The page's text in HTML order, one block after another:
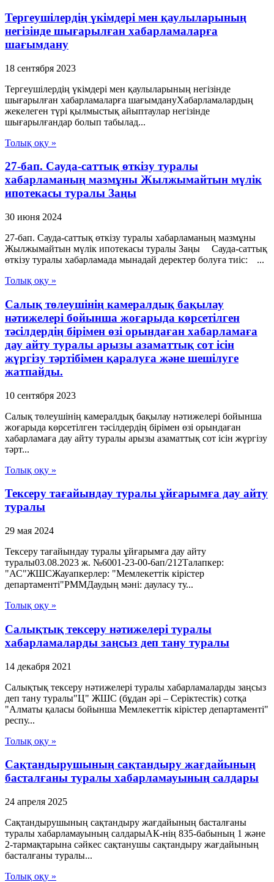
Тергеушілердің үкімдері мен қаулыларының
негізінде шығарылған хабарламаларға
шағымдану
18 сентября 2023
Тергеушілердің үкімдері мен қаулыларының негізінде
шығарылған хабарламаларға шағымдануХабарламалардың
жекелеген түрі қылмыстық айыптаулар негізінде
шығарылғандар болып табылад...
Толық оқу »
27-бап. Сауда-саттық өткiзу туралы
хабарламаның мазмұны Жылжымайтын мүлiк
ипотекасы туралы Заңы
30 июня 2024
27-бап. Сауда-саттық өткiзу туралы хабарламаның мазмұны
Жылжымайтын мүлiк ипотекасы туралы Заңы Сауда-саттық
өткiзу туралы хабарламада мынадай деректер болуға тиiс: ...
Толық оқу »
Салық төлеушінің камералдық бақылау
нәтижелері бойынша жоғарыда көрсетілген
тәсілдердің бірімен өзі орындаған хабарламаға
дау айту туралы арызы азаматтық сот ісін
жүргізу тәртібімен қаралуға және шешілуге
жатпайды.
10 сентября 2023
Салық төлеушінің камералдық бақылау нәтижелері бойынша
жоғарыда көрсетілген тәсілдердің бірімен өзі орындаған
хабарламаға дау айту туралы арызы азаматтық сот ісін жүргізу
тәрт...
Толық оқу »
Тексеру тағайындау туралы ұйғарымға дау айту
туралы
29 мая 2024
Тексеру тағайындау туралы ұйғарымға дау айту
туралы03.08.2023 ж. №6001-23-00-6ап/212Талапкер:
"АС"ЖШСЖауапкерлер: "Мемлекеттік кірістер
департаменті"РММДаудың мәні: дауласу ту...
Толық оқу »
Салықтық тексеру нәтижелері туралы
хабарламаларды заңсыз деп тану туралы
14 декабря 2021
Салықтық тексеру нәтижелері туралы хабарламаларды заңсыз
деп тану туралы"Ц" ЖШС (бұдан әрі – Серіктестік) сотқа
"Алматы қаласы бойынша Мемлекеттік кірістер департаменті"
респу...
Толық оқу »
Сақтандырушының сақтандыру жағдайының
басталғаны туралы хабарламауының салдары
24 апреля 2025
Сақтандырушының сақтандыру жағдайының басталғаны
туралы хабарламауының салдарыАК-нің 835-бабының 1 және
2-тармақтарына сәйкес сақтанушы сақтандыру жағдайының
басталғаны туралы...
Толық оқу »